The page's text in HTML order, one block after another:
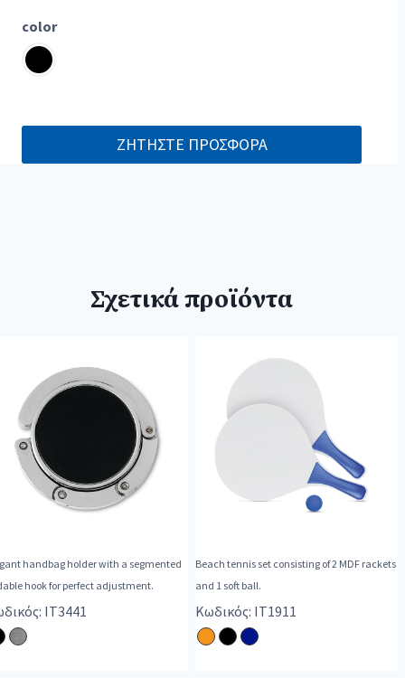
color
ΖΗΤΗΣΤΕ ΠΡΟΣΦΟΡΑ
Σχετικά προϊόντα
handbag holder with a segmented
hook for perfect adjustment.
IT3441
Beach tennis set consisting of 2 MDF rackets
and 1 soft ball.
Κωδικός: IT1911